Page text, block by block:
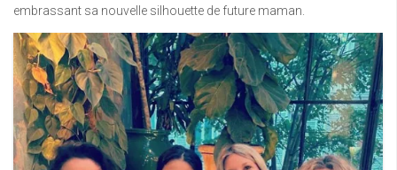
embrassant sa nouvelle silhouette de future maman.